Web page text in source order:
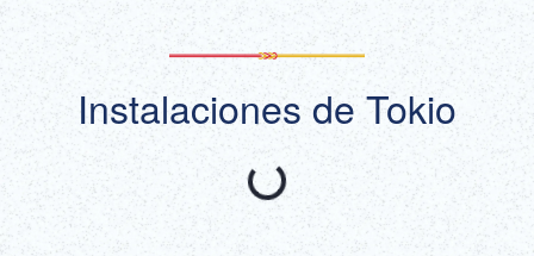
Instalaciones de Tokio
Recomendado